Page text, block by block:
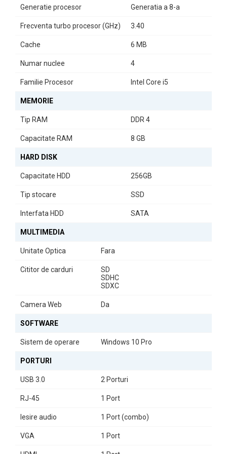
Generatie procesor Generatia a 8-a
Frecventa turbo procesor (GHz) 3.40
Cache 6 MB
Numar nuclee 4
Familie Procesor Intel Core i5
MEMORIE
Tip RAM DDR 4
Capacitate RAM 8 GB
HARD DISK
Capacitate HDD 256GB
Tip stocare SSD
Interfata HDD SATA
MULTIMEDIA
Unitate Optica Fara
Cititor de carduri
SD
SDHC
SDXC
Camera Web Da
SOFTWARE
Sistem de operare Windows 10 Pro
PORTURI
USB 3.0 2 Porturi
RJ-45 1 Port
Iesire audio 1 Port (combo)
VGA 1 Port